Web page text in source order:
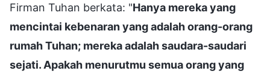
Firman Tuhan berkata: "Hanya mereka yang
mencintai kebenaran yang adalah orang-orang
rumah Tuhan; mereka adalah saudara-saudari
sejati. Apakah menurutmu semua orang yang